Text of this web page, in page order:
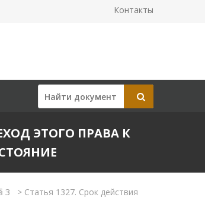
Контакты
ЭТОГО ПРАВА К
§ 3 >Статья 1327. Срок действия